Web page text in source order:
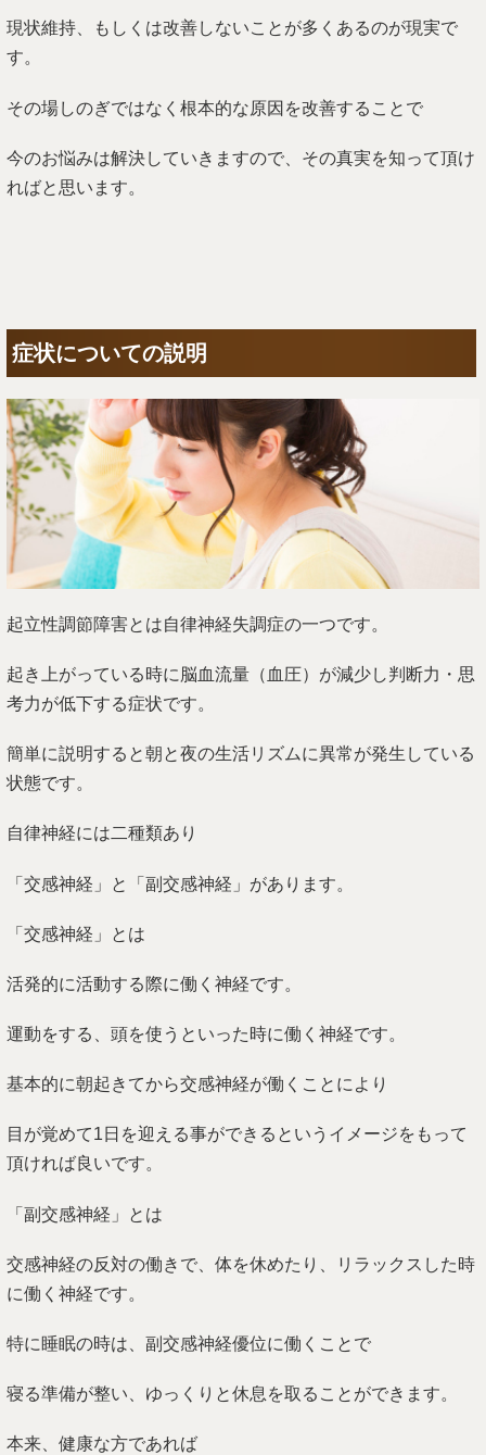
現状維持、もしくは改善しないことが多くあるのが現実で
す。
その場しのぎではなく根本的な原因を改善することで
今のお悩みは解決していきますので、その真実を知って頂け
ればと思います。
症状についての説明
起立性調節障害とは自律神経失調症の一つです。
起き上がっている時に脳血流量（血圧）が減少し判断力・思
考力が低下する症状です。
簡単に説明すると朝と夜の生活リズムに異常が発生している
状態です。
自律神経には二種類あり
「交感神経」と「副交感神経」があります。
「交感神経」とは
活発的に活動する際に働く神経です。
運動をする、頭を使うといった時に働く神経です。
基本的に朝起きてから交感神経が働くことにより
目が覚めて1日を迎える事ができるというイメージをもって
頂ければ良いです。
「副交感神経」とは
交感神経の反対の働きで、体を休めたり、リラックスした時
に働く神経です。
特に睡眠の時は、副交感神経優位に働くことで
寝る準備が整い、ゆっくりと休息を取ることができます。
本来、健康な方であれば